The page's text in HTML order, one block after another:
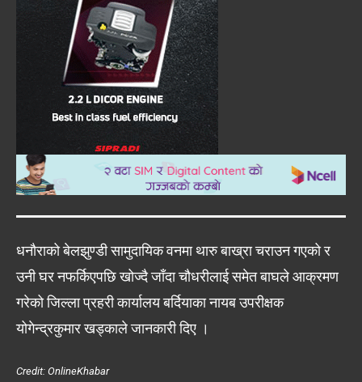
धनौराको बेलझुण्डी सामुदायिक वनमा थारु बाख्रा चराउन गएको र
उनी घर नफर्किएपछि खोज्दै जाँदा चौधरीलाई समेत बाघले आक्रमण
गरेको जिल्ला प्रहरी कार्यालय बर्दियाका नायब उपरीक्षक
योगेन्द्रकुमार खड्काले जानकारी दिए ।
Credit: OnlineKhabar